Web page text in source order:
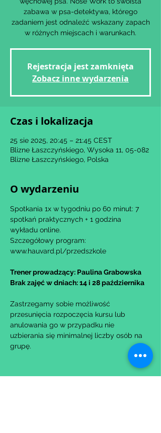
zabawa w psa-detektywa, którego
zadaniem jest odnaleźć wskazany zapach
w różnych miejscach i warunkach.
Rejestracja jest zamknięta
Zobacz inne wydarzenia
Czas i lokalizacja
25 sie 2025, 20:45 – 21:45 CEST
Blizne Łaszczyńskiego, Wysoka 11, 05-082
Blizne Łaszczyńskiego, Polska
O wydarzeniu
Spotkania 1x w tygodniu po 60 minut: 7
spotkań praktycznych + 1 godzina
wykładu online.
Szczegółowy program:
www.hauvard.pl/przedszkole
Trener prowadzący: Paulina Grabowska
Brak zajęć w dniach: 14 i 28 października
Zastrzegamy sobie możliwość
przesunięcia rozpoczęcia kursu lub
anulowania go w przypadku nie
uzbierania się minimalnej liczby osób na
grupę.